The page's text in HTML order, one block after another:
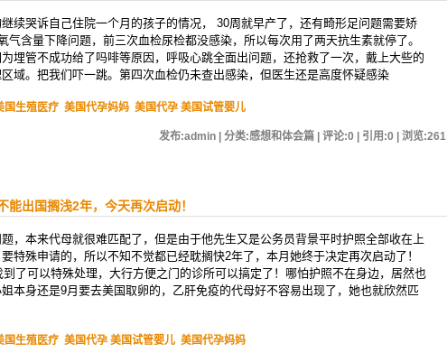
续哭诉自己住院一个月的孩子的情况， 30周就早产了，还有畸形足问题需要矫
含量下降问题，前三次血检尿检都没感染，所以每次用了两天抗生素就停了。
埋管不成功给了吗啡等原因，呼吸心跳全面出问题，还抢救了一次，戴上大些的
域。把我们吓一跳。第四次血检仍未查出感染，但医生还是高度怀疑感染
国生殖医疗 美国代孕妈妈 美国代孕 美国试管婴儿
发布:admin | 分类:感想和体会篇 | 评论:0 | 引用:0 | 浏览:261
能出国搁浅2年，今天再次启动！
，本来代母就很难匹配了，但是由于他先生又是公务员背景平时护照全部收在上
特殊申请的，所以不知不觉都已经耽搁快2年了，本月她终于决定再次启动了！
了可以特殊处理，大行方便之门的诊所可以搞定了！哪怕护照不在身边，居然也
本身还是9月要去美国取卵的，乙肝免疫的代母好不容易出现了，她也就欣然匹
国生殖医疗 美国代孕 美国试管婴儿 美国代孕妈妈